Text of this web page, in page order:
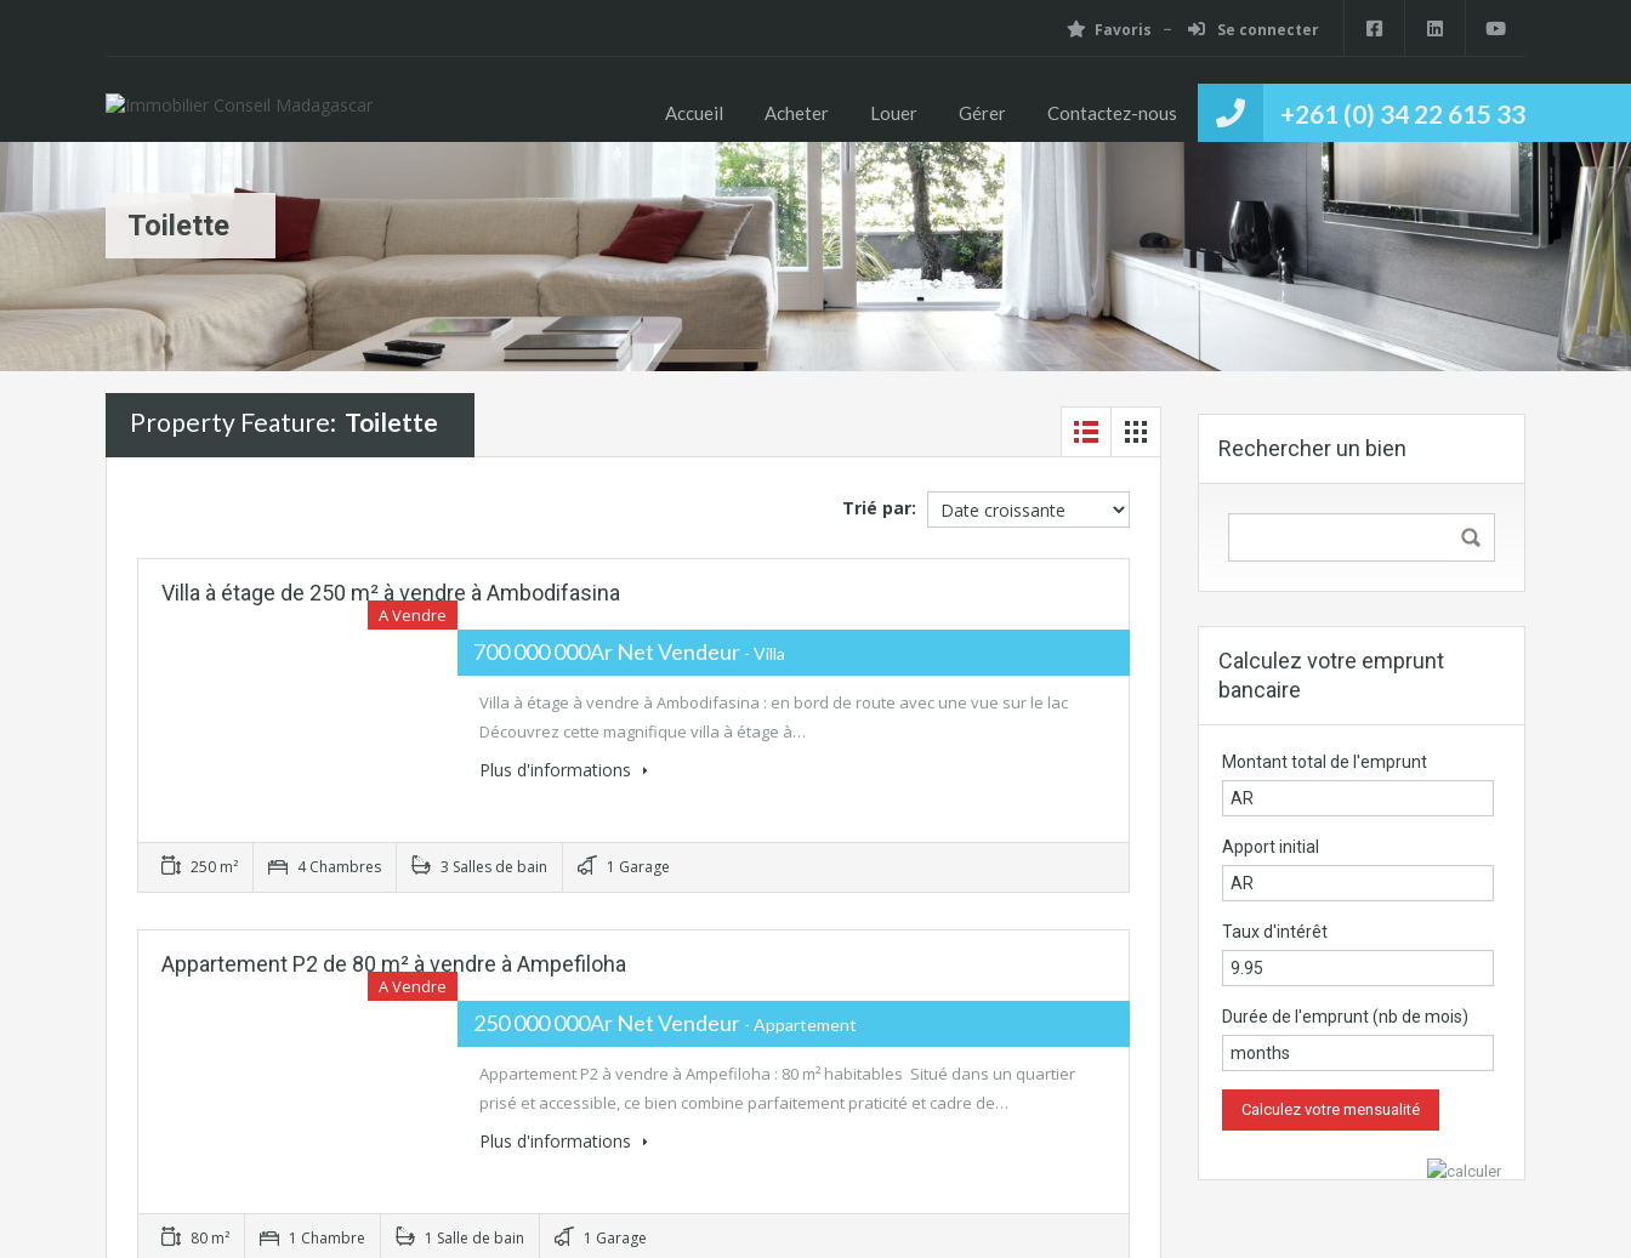
Favoris Se connecter
+261 (0) 34 22 615 33
Accueil Acheter Louer Gérer Contactez-nous
Toilette
Property Feature: Toilette
Trié par:
Villa à étage de 250 m² à vendre à Ambodifasina
A Vendre
700 000 000Ar Net Vendeur - Villa
Villa à étage à vendre à Ambodifasina : en bord de route avec une vue sur le lac
Découvrez cette magnifique villa à étage à…
Plus d'informations
250 m² 4 Chambres 3 Salles de bain 1 Garage
Appartement P2 de 80 m² à vendre à Ampefiloha
A Vendre
250 000 000Ar Net Vendeur - Appartement
Appartement P2 à vendre à Ampefiloha : 80 m² habitables Situé dans un quartier
prisé et accessible, ce bien combine parfaitement praticité et cadre de…
Plus d'informations
80 m² 1 Chambre 1 Salle de bain 1 Garage
Rechercher un bien
Calculez votre emprunt
bancaire
Montant total de l'emprunt
Apport initial
Taux d'intérêt
Durée de l'emprunt (nb de mois)